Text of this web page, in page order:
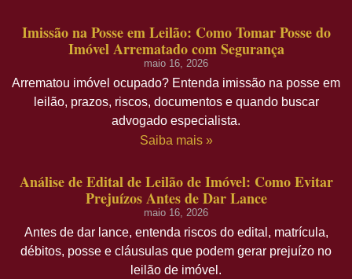
Imissão na Posse em Leilão: Como Tomar Posse do
Imóvel Arrematado com Segurança
maio 16, 2026
Arrematou imóvel ocupado? Entenda imissão na posse em
leilão, prazos, riscos, documentos e quando buscar
advogado especialista.
Saiba mais »
Análise de Edital de Leilão de Imóvel: Como Evitar
Prejuízos Antes de Dar Lance
maio 16, 2026
Antes de dar lance, entenda riscos do edital, matrícula,
débitos, posse e cláusulas que podem gerar prejuízo no
leilão de imóvel.